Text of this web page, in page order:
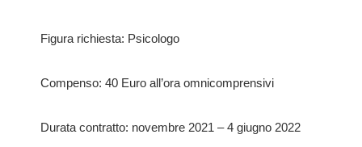
Figura richiesta: Psicologo
Compenso: 40 Euro all’ora omnicomprensivi
Durata contratto: novembre 2021 – 4 giugno 2022